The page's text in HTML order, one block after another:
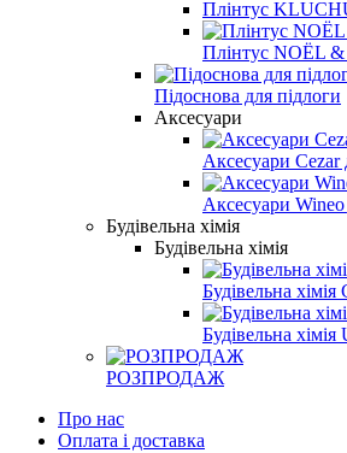
Плінтус
Плінтус NOËL
Підоснова для підлоги
Аксесуари
Аксесуари Cezar
Аксесуари Wineo
Будівельна хімія
Будівельна хімія
Будівельна хімія
Будівельна хімія
РОЗПРОДАЖ
Про нас
Оплата і доставка